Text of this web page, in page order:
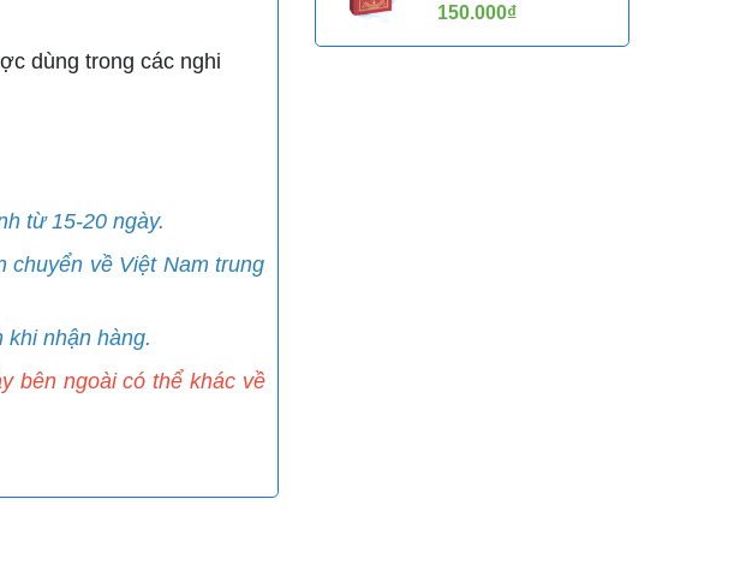
dùng trong các nghi
từ 15-20 ngày.
chuyển về Việt Nam trung
khi nhận hàng.
bên ngoài có thể khác về
150.000₫